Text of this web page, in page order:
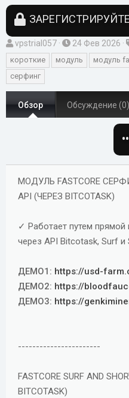
А
в
т
о
vpstrial057
Д
а
т
н
и
я
24 Фев 2026
короткие
модуль модуль
серфинг
Обзор Обсуждение (0)
МОДУЛЬ FASTCORE
API (ЧЕРЕЗ BITCOTASK)
✓ Работает путем прямой
через API Bitcotask, Surf и
ДЕМО1: https://usd-
ДЕМО2: https://
ДЕМО3: https://
-----------------------
FASTCORE SURF AND
BITCOTASK)